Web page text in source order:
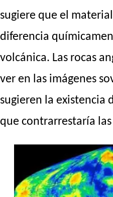
sugiere que el
diferencia
volcánica. Las rocas
ver en las imágenes
sugieren la existencia
que contrarrestaría